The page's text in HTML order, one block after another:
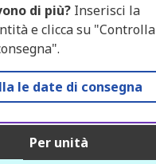
di più?Inserisci la
e clicca su "Controlla
le date di consegna
Per unità